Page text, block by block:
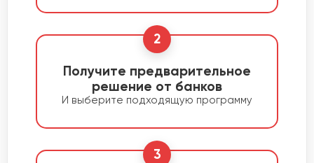
2
Получите предварительное
решение от банков
И выберите подходящую программу
3